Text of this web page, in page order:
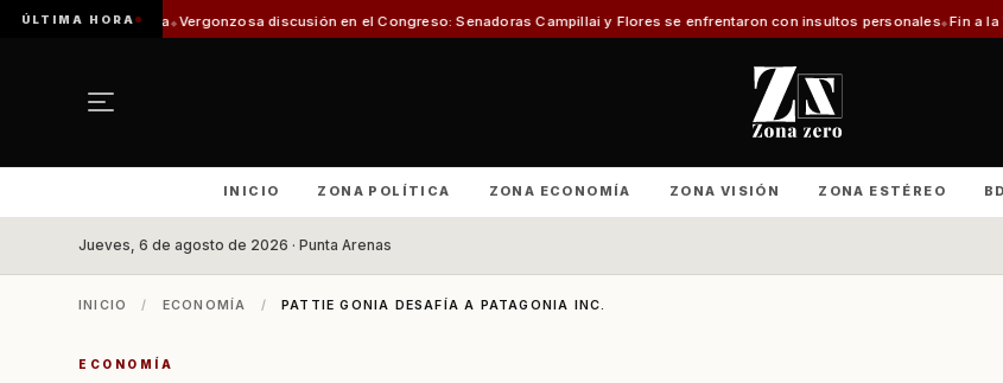
ÚLTIMA HORA
Pesca Vergonzosa discusión en el Congreso: Senadoras Campillai y Flores se enfrentaron con insultos personales Fin a la "tómbola" y
INICIO ZONA POLÍTICA ZONA ECONOMÍA ZONA VISIÓN ZONA ESTÉREO
Jueves, 6 de agosto de 2026 · Punta Arenas
INICIO / ECONOMÍA / PATTIE GONIA DESAFÍA A PATAGONIA INC.
ECONOMÍA